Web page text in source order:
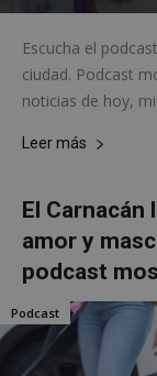
Escucha el
ciudad. Podcast
noticias de hoy,
Leer más
El
amor y
podcast
Podcast